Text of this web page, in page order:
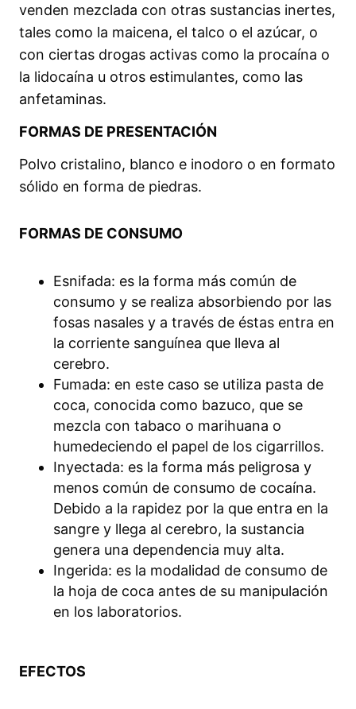
venden mezclada con otras sustancias inertes,
tales como la maicena, el talco o el azúcar, o
con ciertas drogas activas como la procaína o
la lidocaína u otros estimulantes, como las
anfetaminas.
FORMAS DE PRESENTACIÓN
Polvo cristalino, blanco e inodoro o en formato
sólido en forma de piedras.
FORMAS DE CONSUMO
Esnifada: es la forma más común de
consumo y se realiza absorbiendo por las
fosas nasales y a través de éstas entra en
la corriente sanguínea que lleva al
cerebro.
Fumada: en este caso se utiliza pasta de
coca, conocida como bazuco, que se
mezcla con tabaco o marihuana o
humedeciendo el papel de los cigarrillos.
Inyectada: es la forma más peligrosa y
menos común de consumo de cocaína.
Debido a la rapidez por la que entra en la
sangre y llega al cerebro, la sustancia
genera una dependencia muy alta.
Ingerida: es la modalidad de consumo de
la hoja de coca antes de su manipulación
en los laboratorios.
EFECTOS